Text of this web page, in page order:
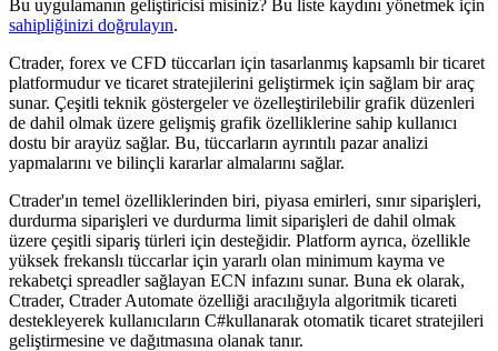
Bu uygulamanın geliştiricisi misiniz? Bu liste kaydını yönetmek için
sahipliğinizi doğrulayın.
Ctrader, forex ve CFD tüccarları için tasarlanmış kapsamlı bir ticaret
platformudur ve ticaret stratejilerini geliştirmek için sağlam bir araç
sunar. Çeşitli teknik göstergeler ve özelleştirilebilir grafik düzenleri
de dahil olmak üzere gelişmiş grafik özelliklerine sahip kullanıcı
dostu bir arayüz sağlar. Bu, tüccarların ayrıntılı pazar analizi
yapmalarını ve bilinçli kararlar almalarını sağlar.
Ctrader'ın temel özelliklerinden biri, piyasa emirleri, sınır siparişleri,
durdurma siparişleri ve durdurma limit siparişleri de dahil olmak
üzere çeşitli sipariş türleri için desteğidir. Platform ayrıca, özellikle
yüksek frekanslı tüccarlar için yararlı olan minimum kayma ve
rekabetçi spreadler sağlayan ECN infazını sunar. Buna ek olarak,
Ctrader, Ctrader Automate özelliği aracılığıyla algoritmik ticareti
destekleyerek kullanıcıların C#kullanarak otomatik ticaret stratejileri
geliştirmesine ve dağıtmasına olanak tanır.